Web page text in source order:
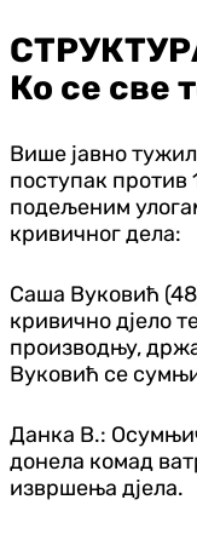
Ко се све
Више јавно
поступак против
подељеним
кривичног дела:
Саша Вуковић
кривично дјело
производњу,
Вуковић се
Данка В.:
донела комад
извршења дјела.